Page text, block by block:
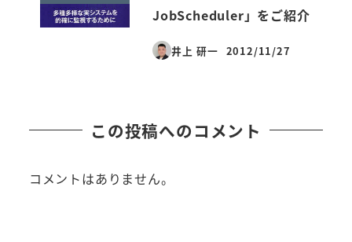
JobScheduler」をご紹介
井上 研一
投稿日
2012/11/27
この投稿へのコメント
コメントはありません。